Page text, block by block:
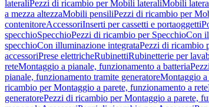
lateraliPezzi di ricambio per Mobili lateraliMobili
a mezza altezzaMobili pensiliPezzi di ricambio per
contenitoreAccessoriInserti per cassetti e portaoggetti
specchioSpecchioPezzi di ricambio per SpecchioCon
specchioCon illuminazione integrataPezzi di ricambio
accessoriPrese elettricheRubinettiRubinetterie per
reteMontaggio a pianale, funzionamento a batteria
pianale, funzionamento tramite generatoreMontaggio a
ricambio per Montaggio a parete, funzionamento a rete
generatorePezzi di ricambio per Montaggio a parete,